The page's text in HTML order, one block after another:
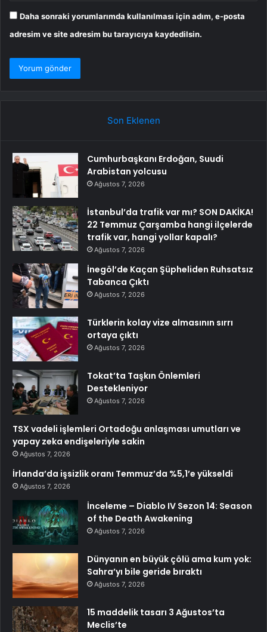
Daha sonraki yorumlarımda kullanılması için adım, e-posta
adresim ve site adresim bu tarayıcıya kaydedilsin.
Son Eklenen
Cumhurbaşkanı Erdoğan, Suudi
Arabistan yolcusu
Ağustos 7, 2026
İstanbul’da trafik var mı? SON DAKİKA!
22 Temmuz Çarşamba hangi ilçelerde
trafik var, hangi yollar kapalı?
Ağustos 7, 2026
İnegöl’de Kaçan Şüpheliden Ruhsatsız
Tabanca Çıktı
Ağustos 7, 2026
Türklerin kolay vize almasının sırrı
ortaya çıktı
Ağustos 7, 2026
Tokat’ta Taşkın Önlemleri
Destekleniyor
Ağustos 7, 2026
TSX vadeli işlemleri Ortadoğu anlaşması umutları ve
yapay zeka endişeleriyle sakin
Ağustos 7, 2026
İrlanda’da işsizlik oranı Temmuz’da %5,1’e yükseldi
Ağustos 7, 2026
İnceleme – Diablo IV Sezon 14: Season
of the Death Awakening
Ağustos 7, 2026
Dünyanın en büyük çölü ama kum yok:
Sahra’yı bile geride bıraktı
Ağustos 7, 2026
15 maddelik tasarı 3 Ağustos’ta
Meclis’te